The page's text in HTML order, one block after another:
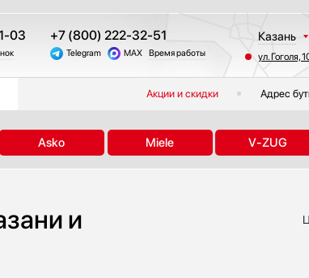
03 +7 (800) 222-32-51
Telegram MAX Время работы
Казань
Москва
Санкт-
Другие
ул. Гоголя,
Акции и скидки Адрес
Asko Miele V-ZUG
и